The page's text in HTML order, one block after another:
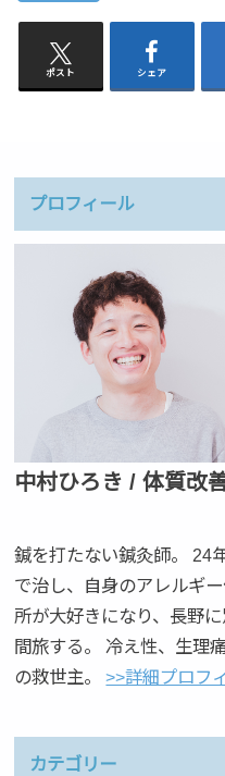
ポスト シェア
プロフィール
中村ひろき / 体質改
鍼を打たない鍼灸師。 24
で治し、自身のアレルギ
所が大好きになり、長野
間旅する。 冷え性、生理
の救世主。>>詳細プロフ
カテゴリー